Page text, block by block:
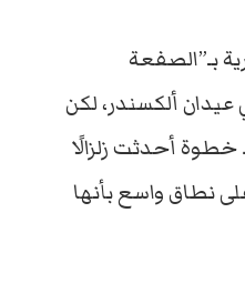
بـ”الصفعة
عيدانألكسندر،لكن
خطوةأحدثتزلزالًا
نطاقواسعبأنها